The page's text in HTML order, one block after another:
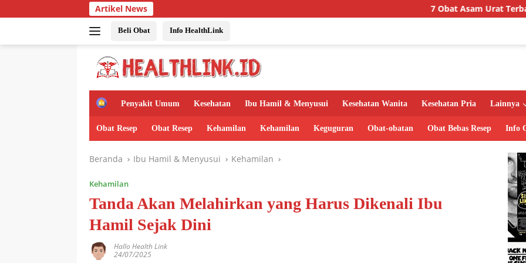
ke
Artikel News 7 Obat Asam Urat Terbaik di
Beli Obat Info HealthLink
H
e
Penyakit Umum Kesehatan Ibu Hamil & Menyusui Kesehatan Wanita Kesehatan Pria Lainnya
Obat Resep Obat Resep Kehamilan Kehamilan Keguguran Obat-obatan Obat Bebas Resep Info
Beranda Ibu Hamil & Menyusui Kehamilan
Kehamilan
Tanda Akan Melahirkan yang Harus Dikenali Ibu
Hamil Sejak Dini
Hallo Health Link
24/07/2025